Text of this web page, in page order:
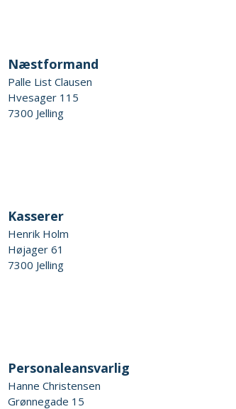
Næstformand
Palle List Clausen
Hvesager 115
7300 Jelling
Kasserer
Henrik Holm
Højager 61
7300 Jelling
Personaleansvarlig
Hanne Christensen
Grønnegade 15